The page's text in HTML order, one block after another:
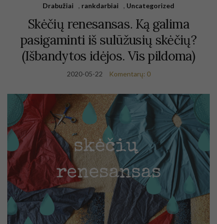
Drabužiai
, rankdarbiai , Uncategorized
Skėčių renesansas. Ką galima
pasigaminti iš sulūžusių skėčių?
(Išbandytos idėjos. Vis pildoma)
2020-05-22 Komentarų: 0